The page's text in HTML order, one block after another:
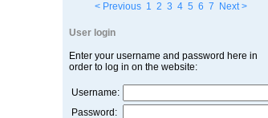
< Previous 1 2 3 4 5 6 7 Next >
User login
Enter your username and password here in
order to log in on the website:
Username:
Password: